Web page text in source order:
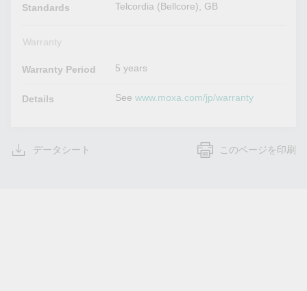
Standards Telcordia (Bellcore), GB
Warranty
Warranty Period 5 years
Details Seewww.moxa.com/jp/warranty
データシート このページを印刷